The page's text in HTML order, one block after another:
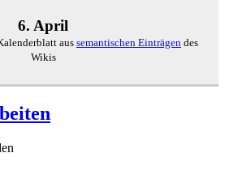
6. April
aus semantischen Einträgen des
Wikis